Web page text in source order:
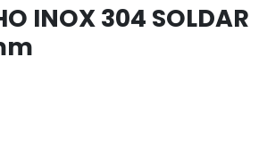
INOX 304 SOLDAR